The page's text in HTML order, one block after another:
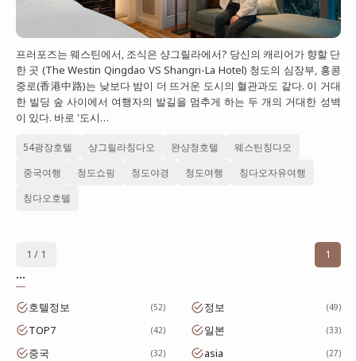
프랑스
이탈리아
프러포즈는 웨스틴에서, 조식은 샹그릴라에서? 당신의 캐리어가 향할 단
한 곳 (The Westin Qingdao VS Shangri-La Hotel) 청도의 심장부, 홍콩
중로(香港中路)는 낮보다 밤이 더 뜨거운 도시의 혈관과도 같다. 이 거대
한 빌딩 숲 사이에서 여행자의 발길을 멈추게 하는 두 개의 거대한 성벽
이 있다. 바로 '도시…
54광장호텔 샹그릴라칭다오 완샹청호텔 웨스틴칭다오
중국여행 청도쇼핑 청도야경 청도여행 칭다오자유여행
칭다오호텔
1 / 1
1
...
호텔정보 52 정보 49
TOP7 42 일본 33
중국 32 asia 27